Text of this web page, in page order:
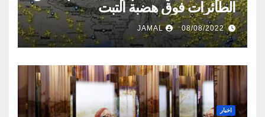
الطائرات فوق هضبة التبت
08/08/2022
JAMAL
اخبار